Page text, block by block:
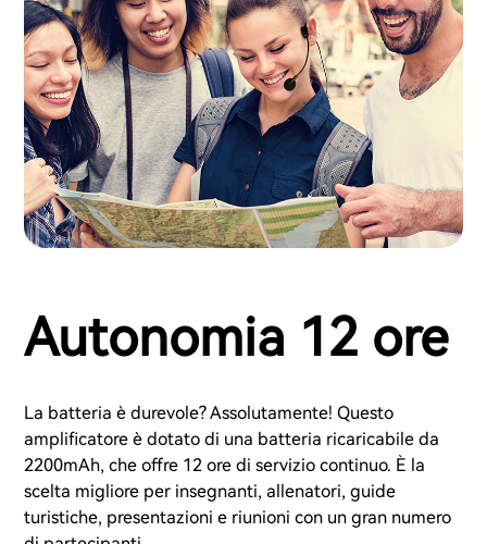
Autonomia 12 ore
La batteria è durevole? Assolutamente! Questo
amplificatore è dotato di una batteria ricaricabile da
2200mAh, che offre 12 ore di servizio continuo. È la
scelta migliore per insegnanti, allenatori, guide
turistiche, presentazioni e riunioni con un gran numero